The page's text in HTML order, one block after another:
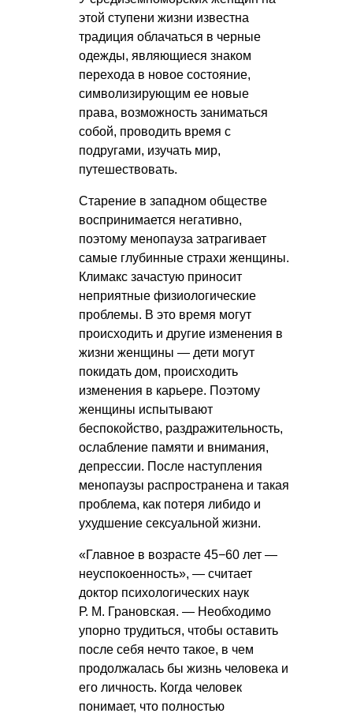
этой ступени жизни известна
традиция облачаться в черные
одежды, являющиеся знаком
перехода в новое состояние,
символизирующим ее новые
права, возможность заниматься
собой, проводить время с
подругами, изучать мир,
путешествовать.
Старение в западном обществе
воспринимается негативно,
поэтому менопауза затрагивает
самые глубинные страхи женщины.
Климакс зачастую приносит
неприятные физиологические
проблемы. В это время могут
происходить и другие изменения в
жизни женщины — дети могут
покидать дом, происходить
изменения в карьере. Поэтому
женщины испытывают
беспокойство, раздражительность,
ослабление памяти и внимания,
депрессии. После наступления
менопаузы распространена и такая
проблема, как потеря либидо и
ухудшение сексуальной жизни.
«Главное в возрасте 45−60 лет —
неуспокоенность», — считает
доктор психологических наук
Р. М. Грановская. — Необходимо
упорно трудиться, чтобы оставить
после себя нечто такое, в чем
продолжалась бы жизнь человека и
его личность. Когда человек
понимает, что полностью